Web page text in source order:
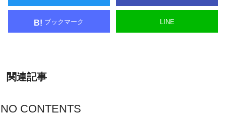
B! ブックマーク LINE
関連記事
NO CONTENTS